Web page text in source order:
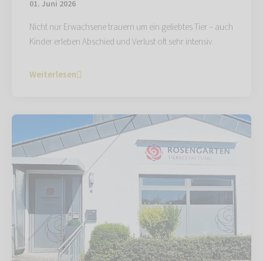
01. Juni 2026
Nicht nur Erwachsene trauern um ein geliebtes Tier – auch
Kinder erleben Abschied und Verlust oft sehr intensiv.
Weiterlesen